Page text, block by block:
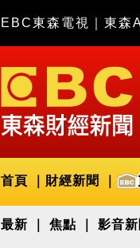
EBC東森電視 東森
首頁 財經新聞
最新 焦點 影音新